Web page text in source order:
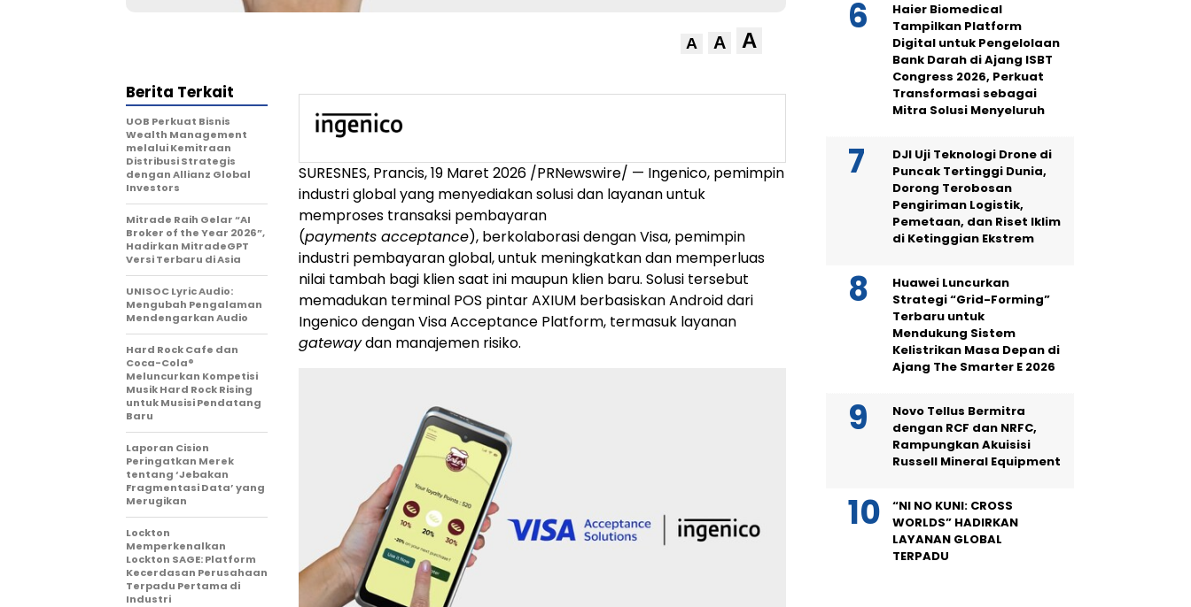
A A A
SURESNES, Prancis, 19 Maret 2026 /PRNewswire/ — Ingenico, pemimpin
industri global yang menyediakan solusi dan layanan untuk
memproses transaksi pembayaran
(payments acceptance), berkolaborasi dengan Visa, pemimpin
industri pembayaran global, untuk meningkatkan dan memperluas
nilai tambah bagi klien saat ini maupun klien baru. Solusi tersebut
memadukan terminal POS pintar AXIUM berbasiskan Android dari
Ingenico dengan Visa Acceptance Platform, termasuk layanan
gatewaydan manajemen risiko.
Berita Terkait
UOB Perkuat Bisnis
Wealth Management
melalui Kemitraan
Distribusi Strategis
dengan Allianz Global
Investors
Mitrade Raih Gelar “AI
Broker of the Year 2026”,
Hadirkan MitradeGPT
Versi Terbaru di Asia
UNISOC Lyric Audio:
Mengubah Pengalaman
Mendengarkan Audio
Hard Rock Cafe dan
Coca-Cola®
Meluncurkan Kompetisi
Musik Hard Rock Rising
untuk Musisi Pendatang
Baru
Laporan Cision
Peringatkan Merek
tentang ‘Jebakan
Fragmentasi Data’ yang
Merugikan
Lockton
Memperkenalkan
Lockton SAGE: Platform
Kecerdasan Perusahaan
Terpadu Pertama di
Industri
Haier Biomedical
Tampilkan Platform
Digital untuk Pengelolaan
Bank Darah di Ajang ISBT
Congress 2026, Perkuat
Transformasi sebagai
Mitra Solusi Menyeluruh
DJI Uji Teknologi Drone di
Puncak Tertinggi Dunia,
Dorong Terobosan
Pengiriman Logistik,
Pemetaan, dan Riset Iklim
di Ketinggian Ekstrem
Huawei Luncurkan
Strategi “Grid-Forming”
Terbaru untuk
Mendukung Sistem
Kelistrikan Masa Depan di
Ajang The Smarter E 2026
Novo Tellus Bermitra
dengan RCF dan NRFC,
Rampungkan Akuisisi
Russell Mineral Equipment
“NI NO KUNI: CROSS
WORLDS” HADIRKAN
LAYANAN GLOBAL
TERPADU